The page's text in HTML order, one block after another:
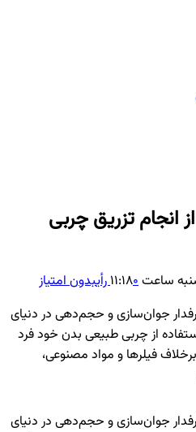
انجام تزریق چربی
۰ رأیبدون امتیاز
جوان‌سازی و حجم‌دهی در دنیای
از چربی طبیعی بدن خود فرد
فیلرها و مواد مصنوعی،
جوان‌سازی و حجم‌دهی در دنیای